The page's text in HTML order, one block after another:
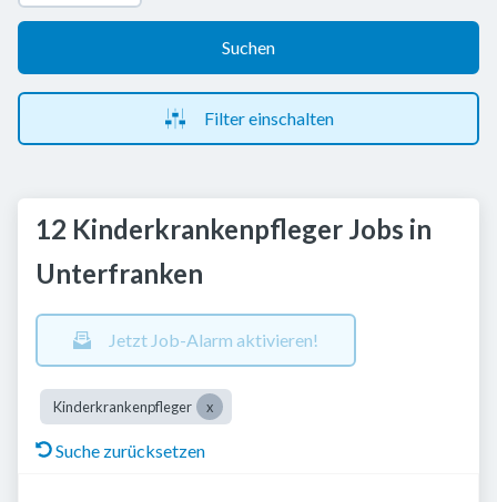
Suchen
Filter einschalten
12 Kinderkrankenpfleger Jobs in
Unterfranken
Jetzt Job-Alarm aktivieren!
Kinderkrankenpfleger
Suche zurücksetzen